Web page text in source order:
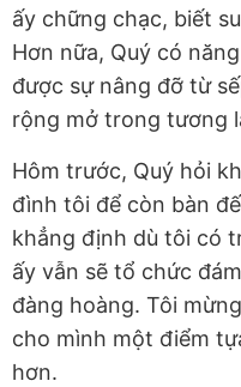
ấy chững chạc, biết
Hơn nữa, Quý có
được sự nâng đỡ từ
rộng mở trong tương
Hôm trước, Quý hỏi
đình tôi để còn bàn
khẳng định dù tôi có
ấy vẫn sẽ tổ chức
đàng hoàng. Tôi
cho mình một điểm
hơn.